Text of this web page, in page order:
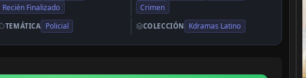
Recién Finalizado
Crimen
TEMÁTICA Policial COLECCIÓN Kdramas Latino